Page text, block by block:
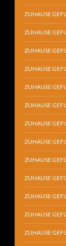
ZUHAUSE
ZUHAUSE
ZUHAUSE
ZUHAUSE
ZUHAUSE
ZUHAUSE
ZUHAUSE
ZUHAUSE
ZUHAUSE
ZUHAUSE
ZUHAUSE
ZUHAUSE
ZUHAUSE